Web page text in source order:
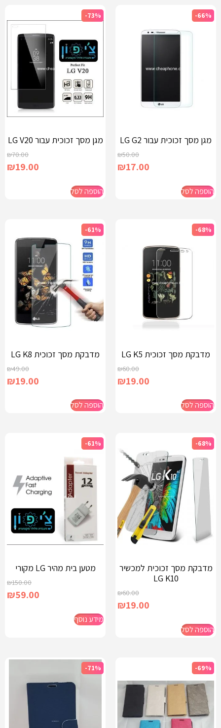
-66%
מגן מסך זכוכית עבור LG G2
₪50.00
₪17.00
הוספה לסל
-73%
מגן מסך זכוכית עבור LG V20
₪70.00
₪19.00
הוספה לסל
-68%
מדבקת מסך זכוכית LG K5
₪60.00
₪19.00
הוספה לסל
-61%
מדבקת מסך זכוכית LG K8
₪49.00
₪19.00
הוספה לסל
-68%
מדבקת מסך זכוכית למכשיר
LG K10
₪60.00
₪19.00
הוספה לסל
-61%
מטען בית מהיר LG מקורי
₪150.00
₪59.00
מידע נוסף
-69%
-71%